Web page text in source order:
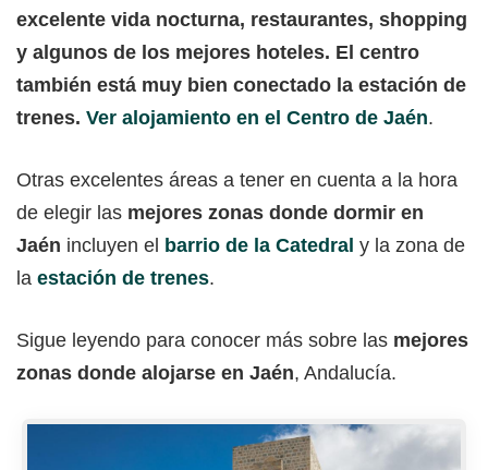
excelente vida nocturna, restaurantes, shopping
y algunos de los mejores hoteles. El centro
también está muy bien conectado la estación de
trenes. Ver alojamiento en el Centro de Jaén.
Otras excelentes áreas a tener en cuenta a la hora
de elegir las mejores zonas donde dormir en
Jaén incluyen el barrio de la Catedral y la zona de
la estación de trenes.
Sigue leyendo para conocer más sobre las mejores
zonas donde alojarse en Jaén, Andalucía.